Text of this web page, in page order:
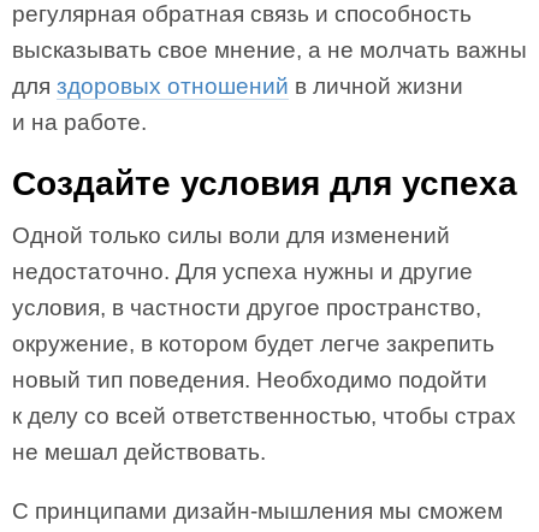
регулярная обратная связь и способность
высказывать свое мнение, а не молчать важны
для здоровых отношений в личной жизни
и на работе.
Создайте условия для успеха
Одной только силы воли для изменений
недостаточно. Для успеха нужны и другие
условия, в частности другое пространство,
окружение, в котором будет легче закрепить
новый тип поведения. Необходимо подойти
к делу со всей ответственностью, чтобы страх
не мешал действовать.
С принципами дизайн-мышления мы сможем